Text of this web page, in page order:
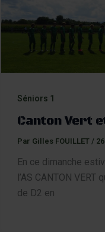
Séniors 1
Canton Vert
Par Gilles FOUILLET /
En ce dimanche
l’AS CANTON VERT
de D2 en